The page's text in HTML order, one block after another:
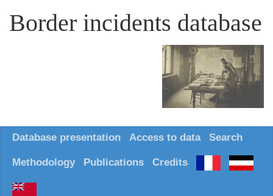
Border incidents database
Database presentation Access to data Search
Methodology Publications Credits